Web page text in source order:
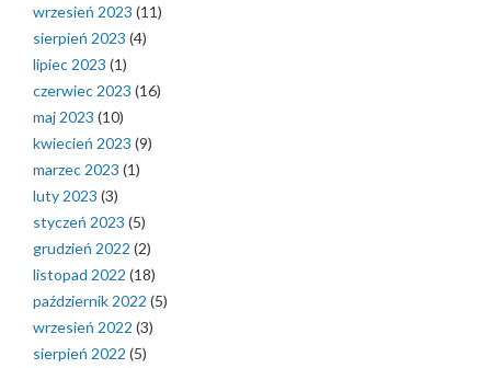
wrzesień 2023 (11)
sierpień 2023 (4)
lipiec 2023 (1)
czerwiec 2023 (16)
maj 2023 (10)
kwiecień 2023 (9)
marzec 2023 (1)
luty 2023 (3)
styczeń 2023 (5)
grudzień 2022 (2)
listopad 2022 (18)
październik 2022 (5)
wrzesień 2022 (3)
sierpień 2022 (5)